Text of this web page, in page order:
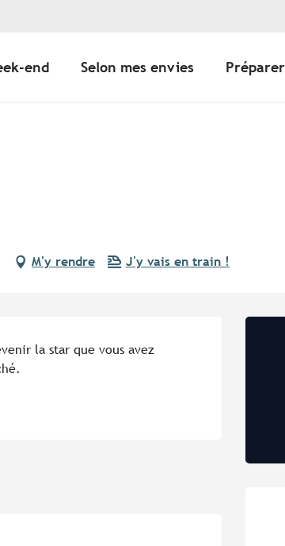
end Selon mes envies
M'y rendre J'y vais en train !
la star que vous avez